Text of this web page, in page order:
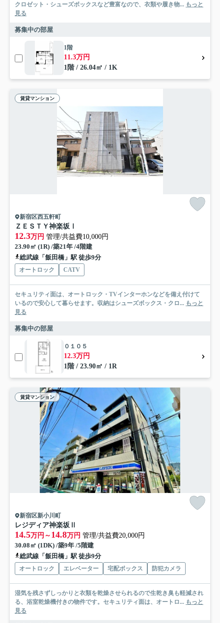
クロゼット・シューズボックスなど豊富なので、衣類や履き物... もっと
見る
募集中の部屋
1階
11.3万円
1階 / 26.04㎡ / 1K
賃貸マンション
新宿区西五軒町
ＺＥＳＴＹ神楽坂Ⅰ
12.3万円 管理/共益費10,000円
23.90㎡ (1R) /築21年 /4階建
総武線「飯田橋」駅 徒歩9分
オートロック CATV
セキュリティ面は、オートロック・TVインターホンなどを備え付けて
いるので安心して暮らせます。収納はシューズボックス・クロ... もっと
見る
募集中の部屋
０１０５
12.3万円
1階 / 23.90㎡ / 1R
賃貸マンション
新宿区新小川町
レジディア神楽坂Ⅱ
14.5万円～ 14.8万円 管理/共益費20,000円
30.08㎡ (1DK) /築9年 /5階建
総武線「飯田橋」駅 徒歩9分
オートロック エレベーター 宅配ボックス 防犯カメラ
湿気を残さずしっかりと衣類を乾燥させられるので生乾き臭も軽減され
る、浴室乾燥機付きの物件です。セキュリティ面は、オートロ... もっと
見る